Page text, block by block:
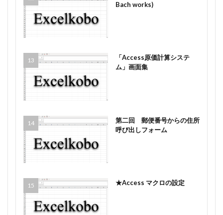
Bach works)
「Access原価計算システ
ム」画面集
第二回 郵便番号からの住所
呼び出しフォーム
★Access マクロの設定